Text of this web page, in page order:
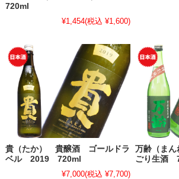
720ml
¥1,454(税込 ¥1,600)
貴（たか） 貴醸酒 ゴールドラ
ベル 2019 720ml
¥7,000(税込 ¥7,700)
万齢（ま
ごり生酒